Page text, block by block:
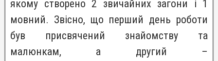
якому створено 2 звичайних загони і 1
мовний. Звісно, що перший день роботи
був присвячений знайомству та
малюнкам, а другий –